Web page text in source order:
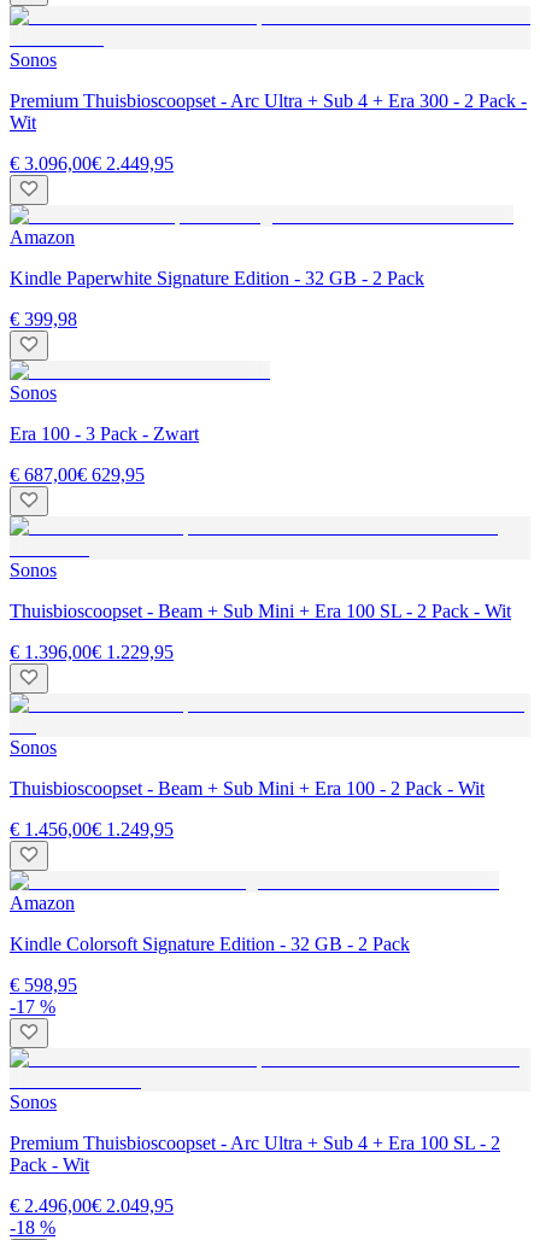
Sonos
Premium Thuisbioscoopset - Arc Ultra + Sub 4 + Era 300 - 2 Pack -
Wit
€ 3.096,00€ 2.449,95
Amazon
Kindle Paperwhite Signature Edition - 32 GB - 2 Pack
€ 399,98
Sonos
Era 100 - 3 Pack - Zwart
€ 687,00€ 629,95
Sonos
Thuisbioscoopset - Beam + Sub Mini + Era 100 SL - 2 Pack - Wit
€ 1.396,00€ 1.229,95
Sonos
Thuisbioscoopset - Beam + Sub Mini + Era 100 - 2 Pack - Wit
€ 1.456,00€ 1.249,95
Amazon
Kindle Colorsoft Signature Edition - 32 GB - 2 Pack
€ 598,95
-17 %
Sonos
Premium Thuisbioscoopset - Arc Ultra + Sub 4 + Era 100 SL - 2
Pack - Wit
€ 2.496,00€ 2.049,95
-18 %